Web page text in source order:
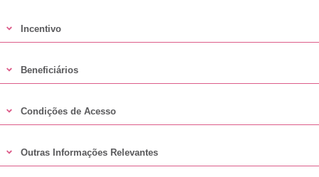
Incentivo
Beneficiários
Condições de Acesso
Outras Informações Relevantes